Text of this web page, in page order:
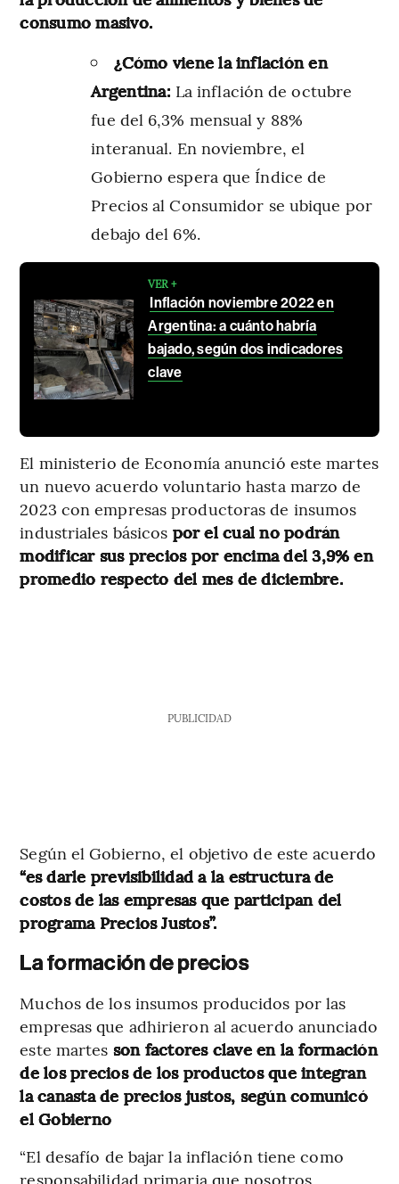
consumo masivo.
¿Cómo viene la inflación en
Argentina: La inflación de octubre
fue del 6,3% mensual y 88%
interanual. En noviembre, el
Gobierno espera que Índice de
Precios al Consumidor se ubique por
debajo del 6%.
VER +
Inflación noviembre 2022 en
Argentina: a cuánto habría
bajado, según dos indicadores
clave
El ministerio de Economía anunció este martes
un nuevo acuerdo voluntario hasta marzo de
2023 con empresas productoras de insumos
industriales básicos por el cual no podrán
modificar sus precios por encima del 3,9% en
promedio respecto del mes de diciembre.
PUBLICIDAD
Según el Gobierno, el objetivo de este acuerdo
“es darle previsibilidad a la estructura de
costos de las empresas que participan del
programa Precios Justos”.
La formación de precios
Muchos de los insumos producidos por las
empresas que adhirieron al acuerdo anunciado
este martes son factores clave en la formación
de los precios de los productos que integran
la canasta de precios justos, según comunicó
el Gobierno
“El desafío de bajar la inflación tiene como
responsabilidad primaria que nosotros